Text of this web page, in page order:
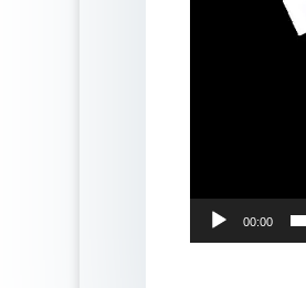
00:00